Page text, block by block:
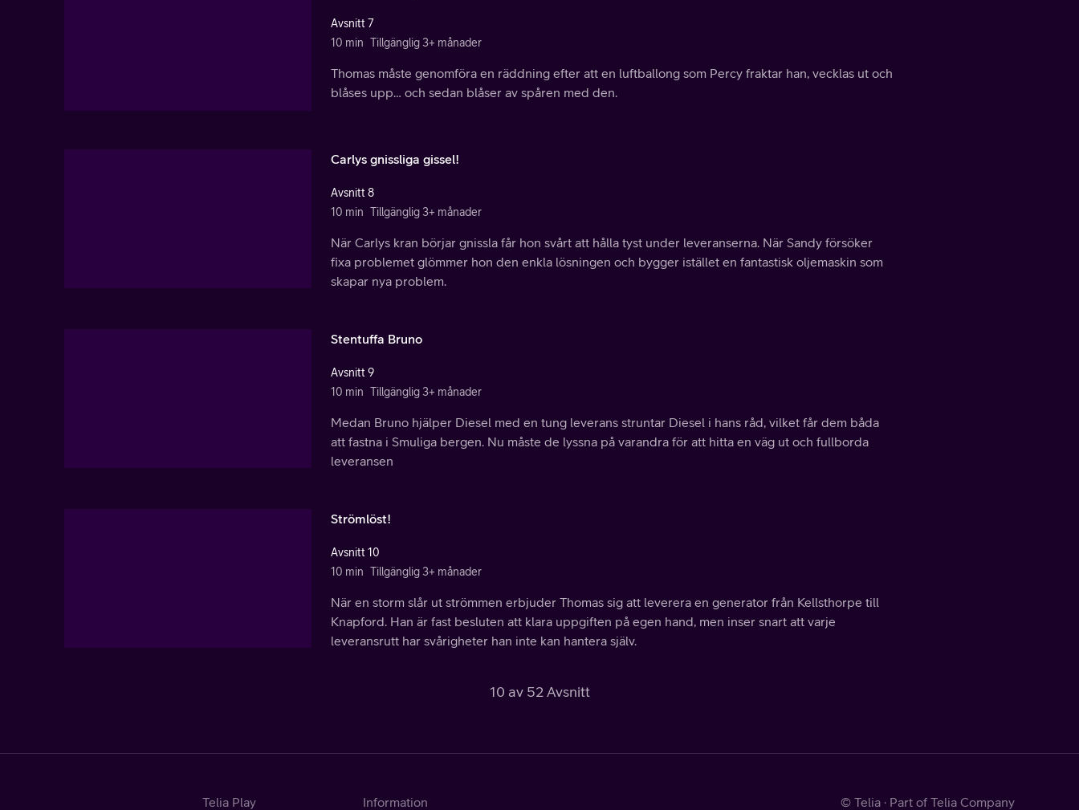
Avsnitt 7
10 min Tillgänglig 3+ månader
Thomas måste genomföra en räddning efter att en luftballong som Percy fraktar han, vecklas ut och
blåses upp… och sedan blåser av spåren med den.
Carlys gnissliga gissel!
Avsnitt 8
10 min Tillgänglig 3+ månader
När Carlys kran börjar gnissla får hon svårt att hålla tyst under leveranserna. När Sandy försöker
fixa problemet glömmer hon den enkla lösningen och bygger istället en fantastisk oljemaskin som
skapar nya problem.
Stentuffa Bruno
Avsnitt 9
10 min Tillgänglig 3+ månader
Medan Bruno hjälper Diesel med en tung leverans struntar Diesel i hans råd, vilket får dem båda
att fastna i Smuliga bergen. Nu måste de lyssna på varandra för att hitta en väg ut och fullborda
leveransen
Strömlöst!
Avsnitt 10
10 min Tillgänglig 3+ månader
När en storm slår ut strömmen erbjuder Thomas sig att leverera en generator från Kellsthorpe till
Knapford. Han är fast besluten att klara uppgiften på egen hand, men inser snart att varje
leveransrutt har svårigheter han inte kan hantera själv.
10 av 52 Avsnitt
Telia Play Information © Telia · Part of Telia Company